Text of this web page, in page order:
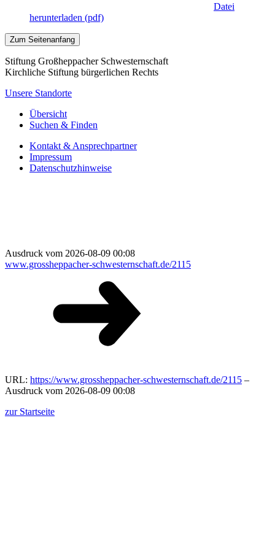
Datei
herunterladen (pdf)
Zum Seitenanfang
Stiftung Großheppacher Schwesternschaft
Kirchliche Stiftung bürgerlichen Rechts
Unsere Standorte
Übersicht
Suchen & Finden
Kontakt & Ansprechpartner
Impressum
Datenschutzhinweise
Ausdruck vom 2026-08-09 00:08
www.grossheppacher-schwesternschaft.de/2115
URL: https://www.grossheppacher-schwesternschaft.de/2115 –
Ausdruck vom 2026-08-09 00:08
zur Startseite